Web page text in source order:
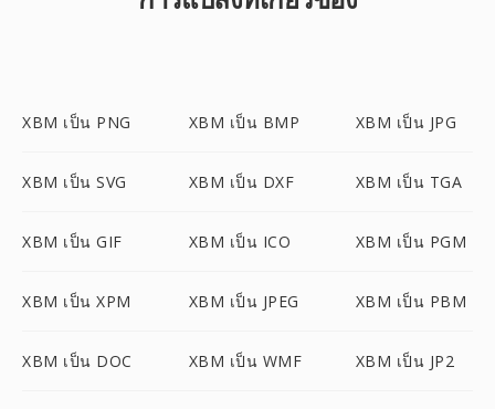
XBM เป็น PNG XBM เป็น BMP XBM เป็น JPG
XBM เป็น SVG XBM เป็น DXF XBM เป็น TGA
XBM เป็น GIF XBM เป็น ICO XBM เป็น PGM
XBM เป็น XPM XBM เป็น JPEG XBM เป็น PBM
XBM เป็น DOC XBM เป็น WMF XBM เป็น JP2